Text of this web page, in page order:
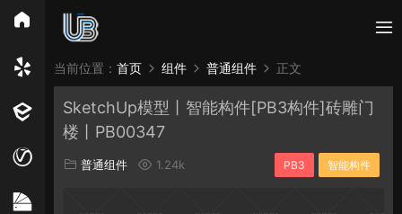
所有分类
Enscape PB3构件 构件 轮廓
免费模型
当前位置： 首页 组件 普通组件 正文
SketchUp模型丨智能构件[PB3构件]砖雕门
楼丨PB00347
普通组件 1.24k PB3 智能构件